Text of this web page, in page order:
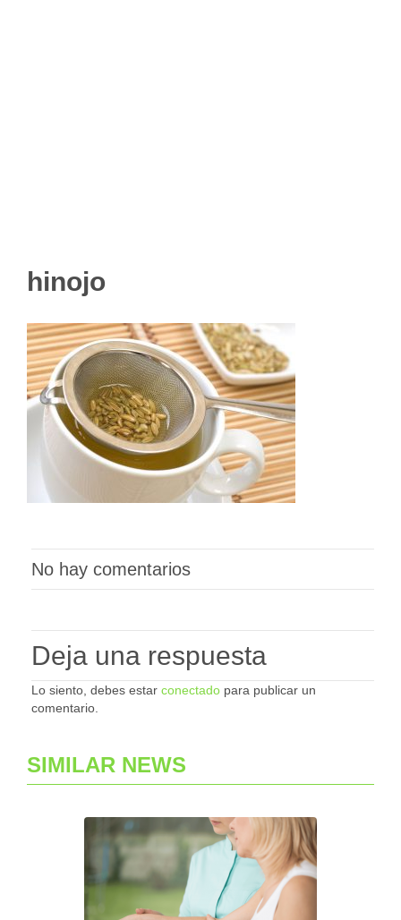
hinojo
No hay comentarios
Deja una respuesta
Lo siento, debes estar conectado para publicar un
comentario.
SIMILAR NEWS